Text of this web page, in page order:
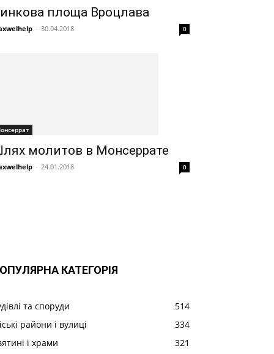
площа Вроцлава
- 30.04.2018 0
молитов в Монсеррате
- 24.01.2018 0
КАТЕГОРІЯ
та споруди
514
райони і вулиці
334
і храми
321